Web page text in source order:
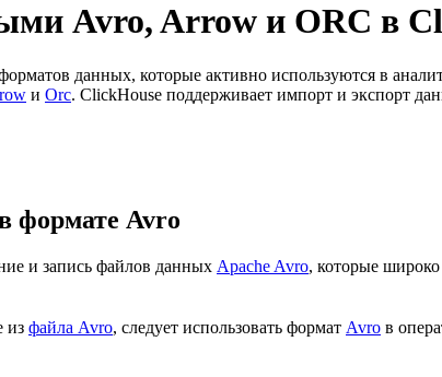
Avro, Arrow и ORC в
данных, которые активно используются в
и Orc. ClickHouse поддерживает импорт и экспорт
формате Avro
и запись файлов данных Apache Avro, которые
из файла Avro, следует использовать формат Avro в